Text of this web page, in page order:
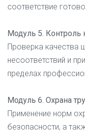
соответствие
Модуль 5. Контроль
Проверка качества
несоответствий и
пределах
Модуль 6. Охрана
Применение норм
безопасности, а